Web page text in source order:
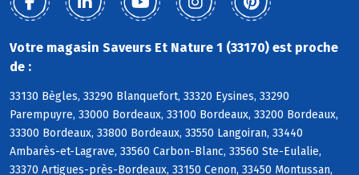
Votre magasin Saveurs Et Nature 1 (33170) est proche
de :
33130 Bègles, 33290 Blanquefort, 33320 Eysines, 33290
Parempuyre, 33000 Bordeaux, 33100 Bordeaux, 33200 Bordeaux,
33300 Bordeaux, 33800 Bordeaux, 33550 Langoiran, 33440
Ambarès-et-Lagrave, 33560 Carbon-Blanc, 33560 Ste-Eulalie,
33370 Artigues-près-Bordeaux, 33150 Cenon, 33450 Montussan,